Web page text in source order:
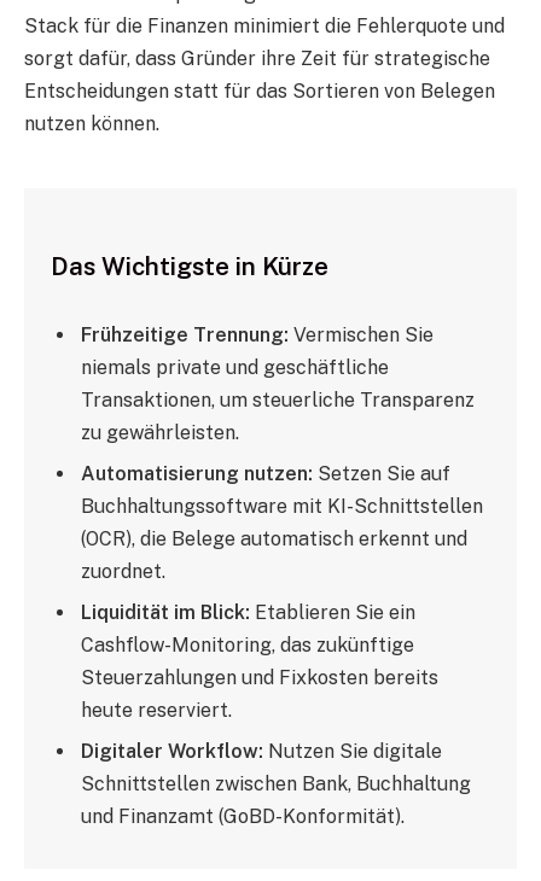
Stack für die Finanzen minimiert die Fehlerquote und
sorgt dafür, dass Gründer ihre Zeit für strategische
Entscheidungen statt für das Sortieren von Belegen
nutzen können.
Das Wichtigste in Kürze
Frühzeitige Trennung: Vermischen Sie
niemals private und geschäftliche
Transaktionen, um steuerliche Transparenz
zu gewährleisten.
Automatisierung nutzen: Setzen Sie auf
Buchhaltungssoftware mit KI-Schnittstellen
(OCR), die Belege automatisch erkennt und
zuordnet.
Liquidität im Blick: Etablieren Sie ein
Cashflow-Monitoring, das zukünftige
Steuerzahlungen und Fixkosten bereits
heute reserviert.
Digitaler Workflow: Nutzen Sie digitale
Schnittstellen zwischen Bank, Buchhaltung
und Finanzamt (GoBD-Konformität).